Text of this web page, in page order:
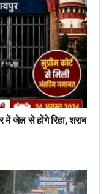
जेल से होंगे रिहा, शराब